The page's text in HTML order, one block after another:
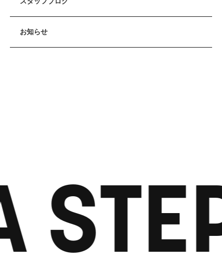
お知らせ